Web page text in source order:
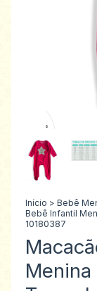
Início > Bebê
Bebê Infantil
10180387